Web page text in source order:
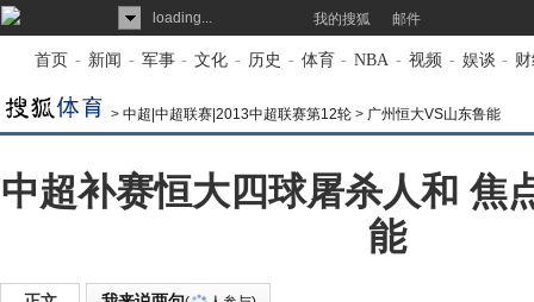
loading... 我的搜狐 邮件
首页 - 新闻 - 军事 - 文化 - 历史 - 体育 - NBA - 视频 - 娱谈 -
> 中超|中超联赛|2013中超联赛第12轮 > 广州恒大VS山东鲁能
中超补赛恒大四球屠杀人和 焦
能